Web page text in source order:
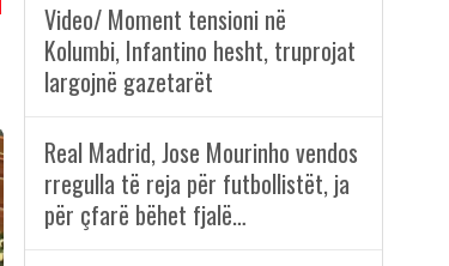
Video/ Moment tensioni në
Kolumbi, Infantino hesht, truprojat
largojnë gazetarët
Real Madrid, Jose Mourinho vendos
rregulla të reja për futbollistët, ja
për çfarë bëhet fjalë…